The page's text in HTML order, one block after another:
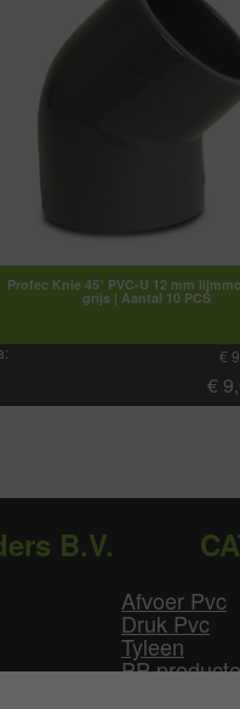
Profec Knie 45° PVC-U 12 mm
grijs | Aantal 10 PCS
€
€
B.V.
Afvoer Pvc
Druk Pvc
Tyleen
PP